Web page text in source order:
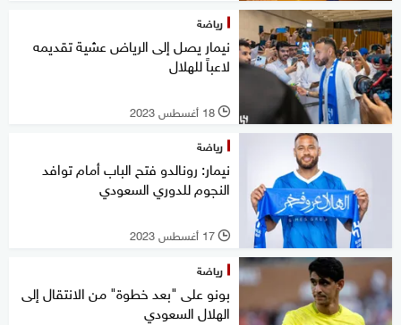
رياضة
نيمار يصل إلى الرياض عشية تقديمه
لاعباً للهلال
l 18 أغسطس 2023
رياضة
نيمار: رونالدو فتح الباب أمام توافد
النجوم للدوري السعودي
l 17 أغسطس 2023
رياضة
بونو على "بعد خطوة" من الانتقال إلى
الهلال السعودي